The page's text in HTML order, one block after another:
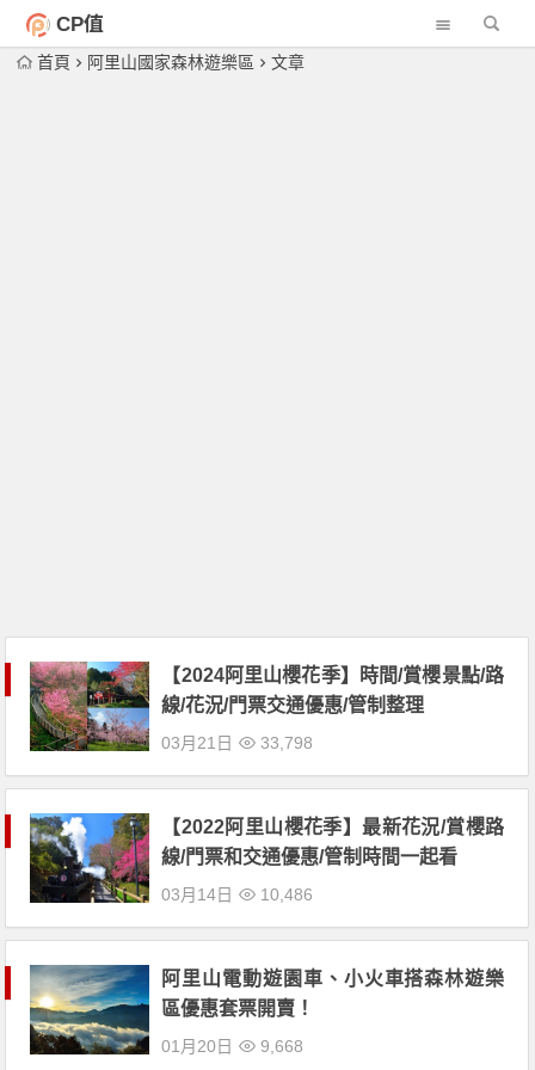
CP值
首頁 阿里山國家森林遊樂區 文章
【2024阿里山櫻花季】時間/賞櫻景點/路
線/花況/門票交通優惠/管制整理
03月21日 33,798
【2022阿里山櫻花季】最新花況/賞櫻路
線/門票和交通優惠/管制時間一起看
03月14日 10,486
阿里山電動遊園車、小火車搭森林遊樂
區優惠套票開賣！
01月20日 9,668